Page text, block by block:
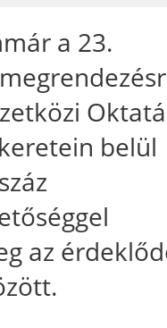
a 23.
belül
az